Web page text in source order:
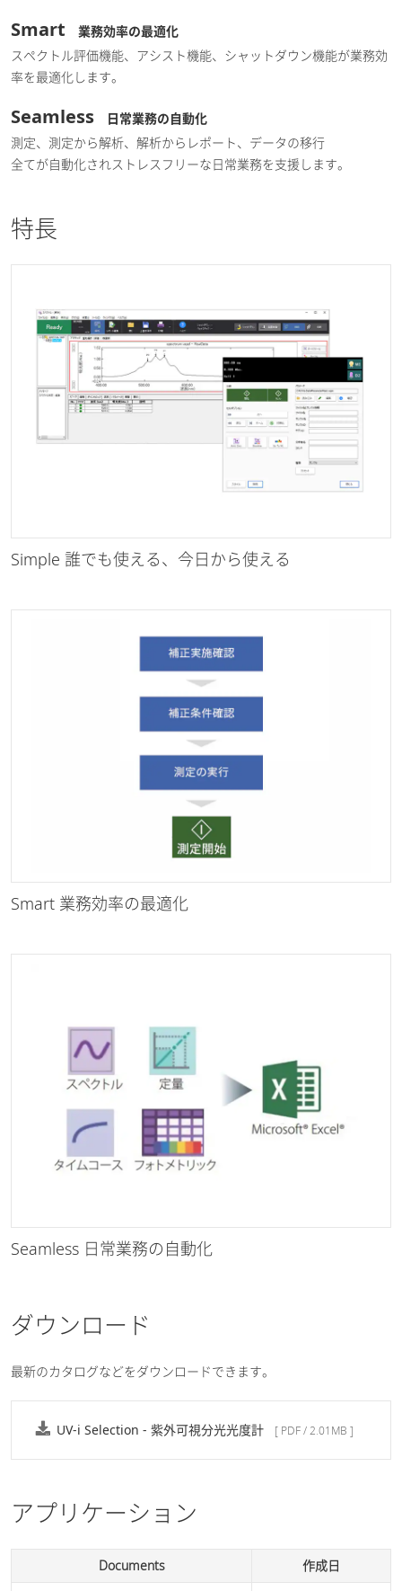
Smart 業務効率の最適化
スペクトル評価機能、アシスト機能、シャットダウン機能が業務効
率を最適化します。
Seamless 日常業務の自動化
測定、測定から解析、解析からレポート、データの移行
全てが自動化されストレスフリーな日常業務を支援します。
特長
Simple 誰でも使える、今日から使える
Smart 業務効率の最適化
Seamless 日常業務の自動化
ダウンロード
最新のカタログなどをダウンロードできます。
UV-i Selection - 紫外可視分光光度計 [ PDF / 2.01MB ]
アプリケーション
Documents 作成日